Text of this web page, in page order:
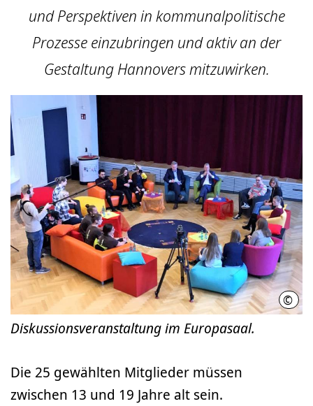
und Perspektiven in kommunalpolitische
Prozesse einzubringen und aktiv an der
Gestaltung Hannovers mitzuwirken.
©
Diskussionsveranstaltung im Europasaal.
Die 25 gewählten Mitglieder müssen
zwischen 13 und 19 Jahre alt sein.